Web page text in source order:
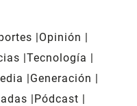
Opinión
Tecnología
Generación
Pódcast